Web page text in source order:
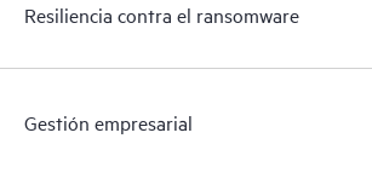
Resiliencia contra el ransomware
Gestión empresarial